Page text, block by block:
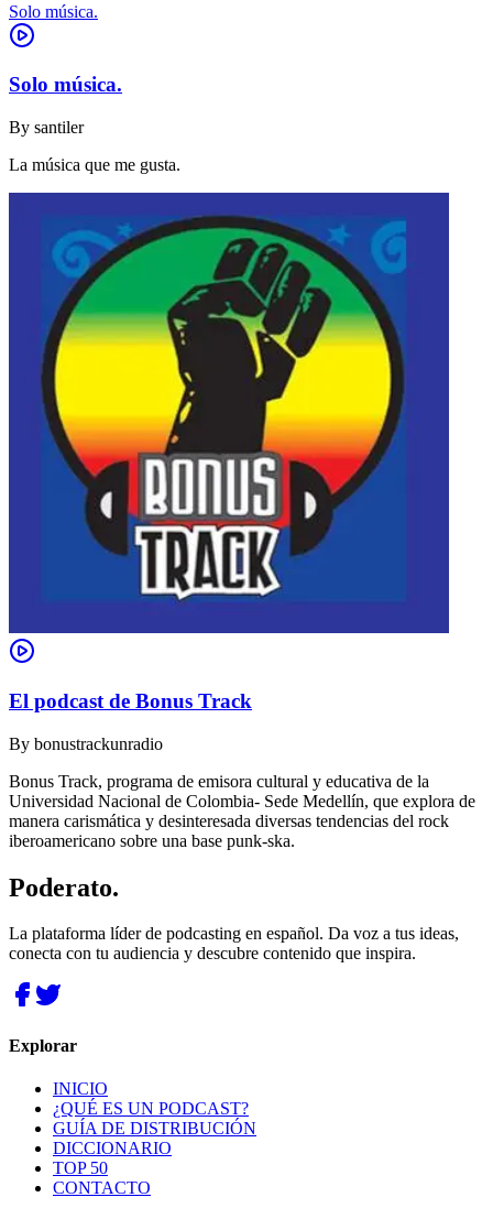
Solo música.
Solo música.
By santiler
La música que me gusta.
El podcast de Bonus Track
By bonustrackunradio
Bonus Track, programa de emisora cultural y educativa de la
Universidad Nacional de Colombia- Sede Medellín, que explora de
manera carismática y desinteresada diversas tendencias del rock
iberoamericano sobre una base punk-ska.
Poderato.
La plataforma líder de podcasting en español. Da voz a tus ideas,
conecta con tu audiencia y descubre contenido que inspira.
Explorar
INICIO
¿QUÉ ES UN PODCAST?
GUÍA DE DISTRIBUCIÓN
DICCIONARIO
TOP 50
CONTACTO